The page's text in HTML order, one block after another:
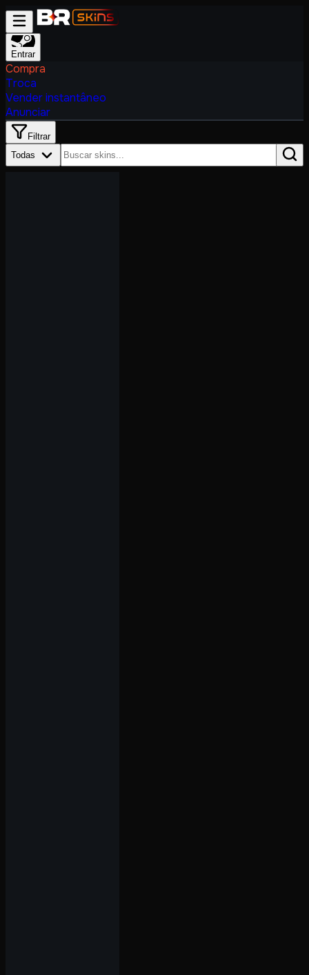
Entrar
Compra
Troca
Vender instantâneo
Anunciar
Filtrar
Todas